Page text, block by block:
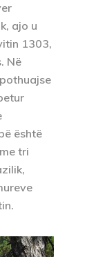
ajo u
1303,
Në
është
tri